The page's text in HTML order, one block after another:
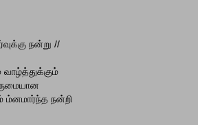
நன்று //
ம்னமார்ந்த நன்றி